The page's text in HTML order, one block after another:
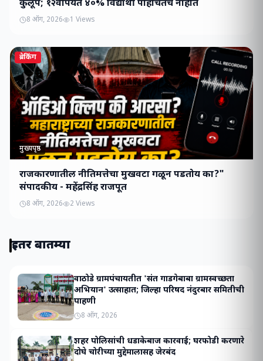
कुलूप; १२वीपर्यंत ४०% विद्यार्थी पोहोचतच नाहीत
8 ऑग, 2026 1 Views
ब्रेकिंग
मुख्यपृष्ठ
राजकारणातील नीतिमत्तेचा मुखवटा गळून पडतोय का?"
संपादकीय - महेंद्रसिंह राजपूत
8 ऑग, 2026 2 Views
इतर बातम्या
वाठोडे ग्रामपंचायतीत 'संत गाडगेबाबा ग्रामस्वच्छता
अभियान' उत्साहात; जिल्हा परिषद नंदुरबार समितीची
पाहणी
8 ऑग, 2026
शहर पोलिसांची धडाकेबाज कारवाई; घरफोडी करणारे
दोघे चोरीच्या मुद्देमालासह जेरबंद